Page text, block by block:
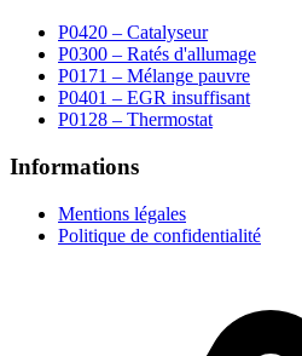
P0420 – Catalyseur
P0300 – Ratés d'allumage
P0171 – Mélange pauvre
P0401 – EGR insuffisant
P0128 – Thermostat
Informations
Mentions légales
Politique de confidentialité